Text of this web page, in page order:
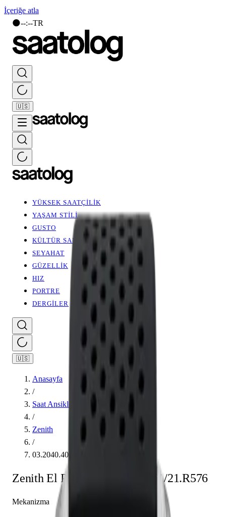
İçeriğe atla
🌑--:--TR
🇺🇸
YÜKSEK SAATÇİLİK
YAŞAM STİLİ
GUSTO
KÜLTÜR SANAT
SEYAHAT
GÜZELLİK
HIZ
PORTRE
DERGİLER
🇺🇸
Anasayfa
/
Saat Ansiklopedisi
/
Zenith
/
03.2040.4061/21.R576
Zenith El Primero 03.2040.4061/21.R576
Mekanizma